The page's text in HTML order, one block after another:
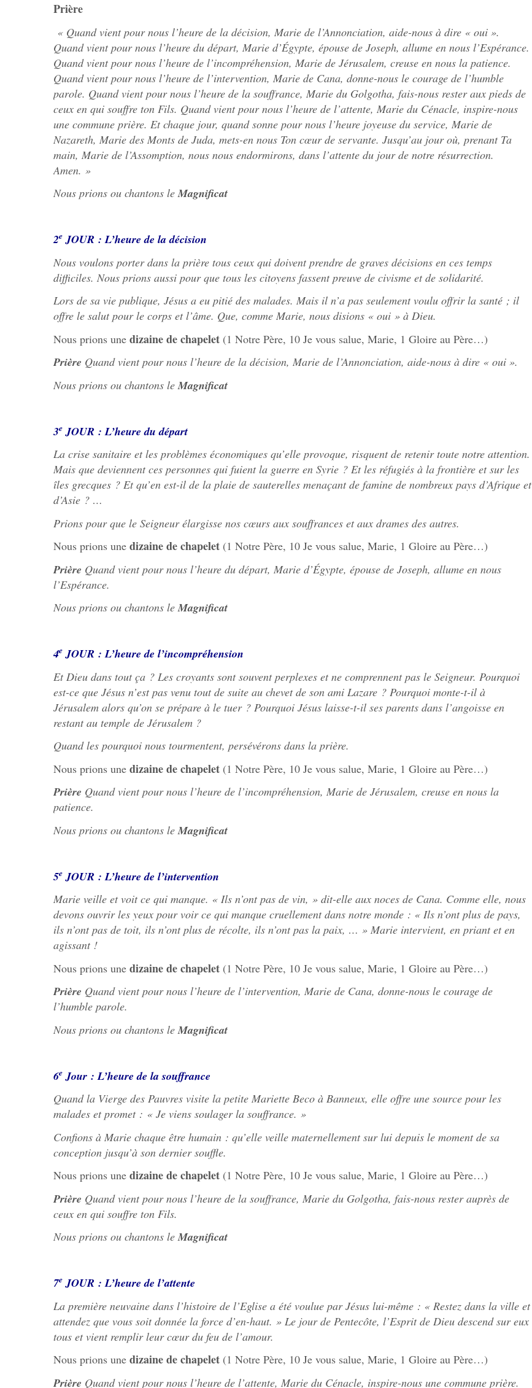
Prière
« Quand vient pour nous l’heure de la décision, Marie de l’Annonciation, aide-nous à dire « oui ».
Quand vient pour nous l’heure du départ, Marie d’Égypte, épouse de Joseph, allume en nous l’Espérance.
Quand vient pour nous l’heure de l’incompréhension, Marie de Jérusalem, creuse en nous la patience.
Quand vient pour nous l’heure de l’intervention, Marie de Cana, donne-nous le courage de l’humble
parole. Quand vient pour nous l’heure de la souffrance, Marie du Golgotha, fais-nous rester aux pieds de
ceux en qui souffre ton Fils. Quand vient pour nous l’heure de l’attente, Marie du Cénacle, inspire-nous
une commune prière. Et chaque jour, quand sonne pour nous l’heure joyeuse du service, Marie de
Nazareth, Marie des Monts de Juda, mets-en nous Ton cœur de servante. Jusqu’au jour où, prenant Ta
main, Marie de l’Assomption, nous nous endormirons, dans l’attente du jour de notre résurrection.
Amen. »
Nous prions ou chantons leMagnificat
2e JOUR : L’heure de la décision
Nous voulons porter dans la prière tous ceux qui doivent prendre de graves décisions en ces temps
difficiles. Nous prions aussi pour que tous les citoyens fassent preuve de civisme et de solidarité.
Lors de sa vie publique, Jésus a eu pitié des malades. Mais il n’a pas seulement voulu offrir la santé ; il
offre le salut pour le corps et l’âme. Que, comme Marie, nous disions « oui » à Dieu.
Nous prions une dizaine de chapelet (1 Notre Père, 10 Je vous salue, Marie, 1 Gloire au Père…)
Prière Quand vient pour nous l’heure de la décision, Marie de l’Annonciation, aide-nous à dire « oui ».
Nous prions ou chantons le Magnificat
3e JOUR : L’heure du départ
La crise sanitaire et les problèmes économiques qu’elle provoque, risquent de retenir toute notre attention.
Mais que deviennent ces personnes qui fuient la guerre en Syrie ? Et les réfugiés à la frontière et sur les
îles grecques ? Et qu’en est-il de la plaie de sauterelles menaçant de famine de nombreux pays d’Afrique et
d’Asie ? …
Prions pour que le Seigneur élargisse nos cœurs aux souffrances et aux drames des autres.
Nous prions une dizaine de chapelet (1 Notre Père, 10 Je vous salue, Marie, 1 Gloire au Père…)
Prière Quand vient pour nous l’heure du départ, Marie d’Égypte, épouse de Joseph, allume en nous
l’Espérance.
Nous prions ou chantons leMagnificat
4e JOUR : L’heure de l’incompréhension
Et Dieu dans tout ça ? Les croyants sont souvent perplexes et ne comprennent pas le Seigneur. Pourquoi
est-ce que Jésus n’est pas venu tout de suite au chevet de son ami Lazare ? Pourquoi monte-t-il à
Jérusalem alors qu’on se prépare à le tuer ? Pourquoi Jésus laisse-t-il ses parents dans l’angoisse en
restant au temple de Jérusalem ?
Quand les pourquoi nous tourmentent, persévérons dans la prière.
Nous prions une dizaine de chapelet (1 Notre Père, 10 Je vous salue, Marie, 1 Gloire au Père…)
Prière Quand vient pour nous l’heure de l’incompréhension, Marie de Jérusalem, creuse en nous la
patience.
Nous prions ou chantons le Magnificat
5e JOUR : L’heure de l’intervention
Marie veille et voit ce qui manque. « Ils n’ont pas de vin, » dit-elle aux noces de Cana. Comme elle, nous
devons ouvrir les yeux pour voir ce qui manque cruellement dans notre monde : « Ils n’ont plus de pays,
ils n’ont pas de toit, ils n’ont plus de récolte, ils n’ont pas la paix, … » Marie intervient, en priant et en
agissant !
Nous prions une dizaine de chapelet (1 Notre Père, 10 Je vous salue, Marie, 1 Gloire au Père…)
Prière Quand vient pour nous l’heure de l’intervention, Marie de Cana, donne-nous le courage de
l’humble parole.
Nous prions ou chantons le Magnificat
6e Jour : L’heure de la souffrance
Quand la Vierge des Pauvres visite la petite Mariette Beco à Banneux, elle offre une source pour les
malades et promet : « Je viens soulager la souffrance. »
Confions à Marie chaque être humain : qu’elle veille maternellement sur lui depuis le moment de sa
conception jusqu’à son dernier souffle.
Nous prions une dizaine de chapelet (1 Notre Père, 10 Je vous salue, Marie, 1 Gloire au Père…)
Prière Quand vient pour nous l’heure de la souffrance, Marie du Golgotha, fais-nous rester auprès de
ceux en qui souffre ton Fils.
Nous prions ou chantons leMagnificat
7e JOUR : L’heure de l’attente
La première neuvaine dans l’histoire de l’Eglise a été voulue par Jésus lui-même : « Restez dans la ville et
attendez que vous soit donnée la force d’en-haut. » Le jour de Pentecôte, l’Esprit de Dieu descend sur eux
tous et vient remplir leur cœur du feu de l’amour.
Nous prions une dizaine de chapelet (1 Notre Père, 10 Je vous salue, Marie, 1 Gloire au Père…)
Prière Quand vient pour nous l’heure de l’attente, Marie du Cénacle, inspire-nous une commune prière.